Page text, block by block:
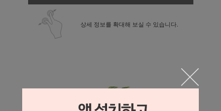
상세 정보를 확대해 보실 수 있습니다.